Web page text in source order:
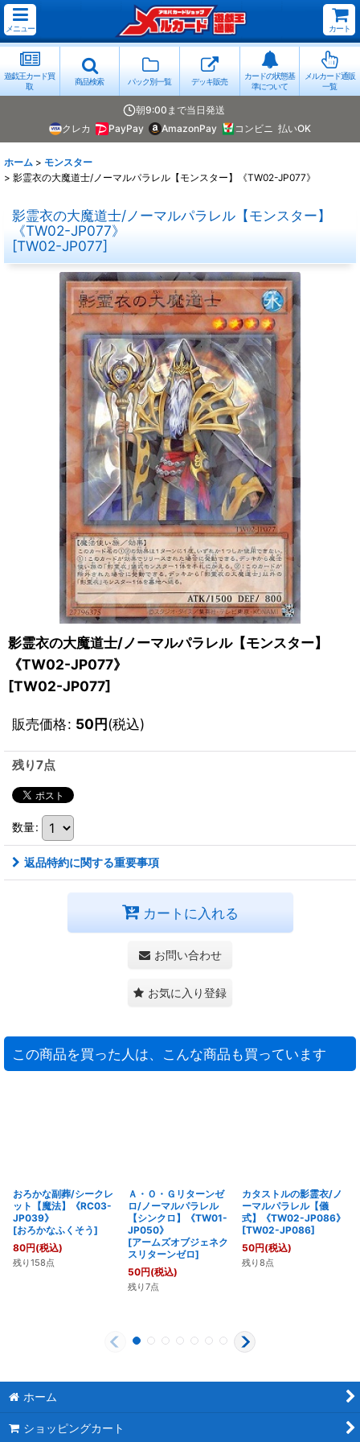
メニュー カート
遊戯王カード買
取
商品検索 パック別一覧 デッキ販売
カードの状態基
準について
メルカード通販
一覧
朝9:00まで当日発送
クレカ
PayPay AmazonPay コンビニ 払いOK
ホーム > モンスター
> 影霊衣の大魔道士/ノーマルパラレル【モンスター】《TW02-JP077》
影霊衣の大魔道士/ノーマルパラレル【モンスター】
《TW02-JP077》
[TW02-JP077]
影霊衣の大魔道士/ノーマルパラレル【モンスター】
《TW02-JP077》
[TW02-JP077]
販売価格: 50円(税込)
残り7点
数量:
返品特約に関する重要事項
カートに入れる
お問い合わせ
お気に入り登録
この商品を買った人は、こんな商品も買っています
おろかな副葬/シークレ
ット【魔法】《RC03-
JP039》
[おろかなふくそう]
80円(税込)
残り158点
Ａ・Ｏ・Ｇリターンゼ
ロ/ノーマルパラレル
【シンクロ】《TW01-
JP050》
[アームズオブジェネク
スリターンゼロ]
50円(税込)
残り7点
カタストルの影霊衣/ノ
ーマルパラレル【儀
式】《TW02-JP086》
[TW02-JP086]
50円(税込)
残り8点
ホーム
ショッピングカート